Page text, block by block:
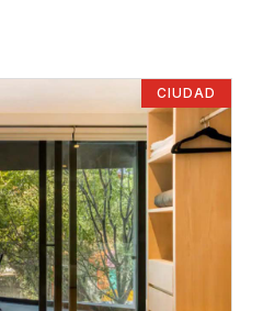
CIUDAD